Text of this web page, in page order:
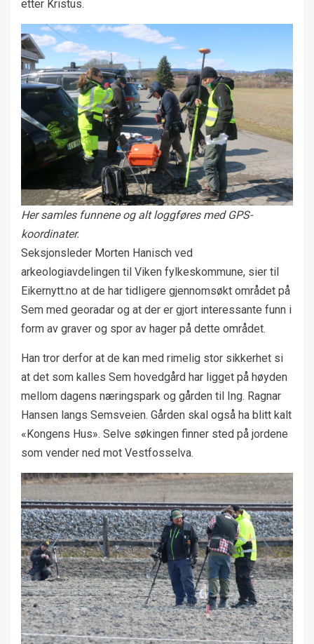
etter Kristus.
Her samles funnene og alt loggføres med GPS-
koordinater.
Seksjonsleder Morten Hanisch ved
arkeologiavdelingen til Viken fylkeskommune, sier til
Eikernytt.no at de har tidligere gjennomsøkt området på
Sem med georadar og at der er gjort interessante funn i
form av graver og spor av hager på dette området.
Han tror derfor at de kan med rimelig stor sikkerhet si
at det som kalles Sem hovedgård har ligget på høyden
mellom dagens næringspark og gården til Ing. Ragnar
Hansen langs Semsveien. Gården skal også ha blitt kalt
«Kongens Hus». Selve søkingen finner sted på jordene
som vender ned mot Vestfosselva.